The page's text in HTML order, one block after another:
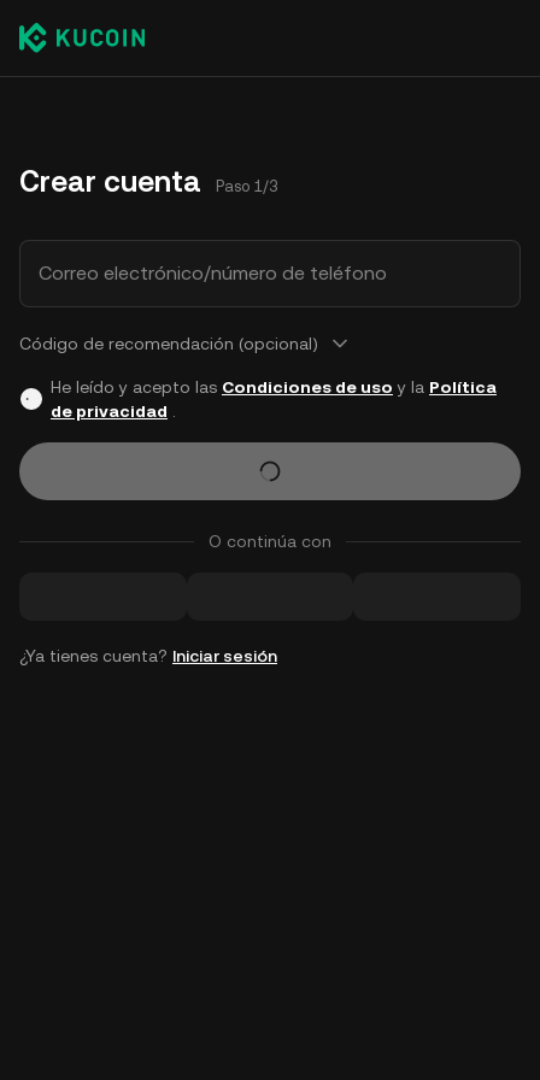
Crear cuenta Paso 1/3
Correo electrónico/número de teléfono
Código de recomendación (opcional)
He leído y acepto las Condiciones de uso y la Política
de privacidad
O continúa con
¿Ya tienes cuenta? Iniciar sesión